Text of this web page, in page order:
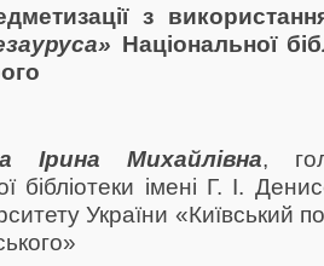
з
Національної
Ірина Михайлівна,
бібліотеки імені Г. І.
України «Київський